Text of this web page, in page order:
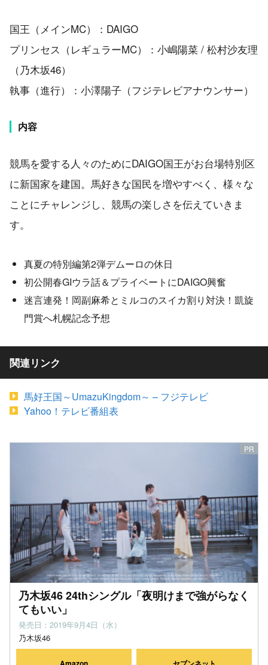
国王（メインMC）：DAIGO
プリンセス（レギュラーMC）：小嶋陽菜 / 松村沙友理
（乃木坂46）
執事（進行）：小澤陽子（フジテレビアナウンサー）
内容
競馬を愛する人々のためにDAIGO国王がお台場特別区
に新国家を建国。馬好きな国民を増やすべく、様々な
ことにチャレンジし、競馬の楽しさを伝えていきま
す。
真夏の特別編第2弾デムーロの休日
初公開春GIウラ話＆プライベートにDAIGO興奮
迷言連発！岡副麻希とミルコのスイカ割り対決！凱旋
門賞へ札幌記念予想
関連リンク
馬好王国～UmazuKingdom～ – フジテレビ
Yahoo！テレビ番組表
乃木坂46 24thシングル「夜明けまで強がらなく
てもいい」
発売日：2019年9月4日（水）
乃木坂46